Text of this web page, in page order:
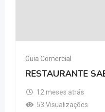
Guia Comercial
RESTAURANTE
12 meses atrás
53 Visualizações